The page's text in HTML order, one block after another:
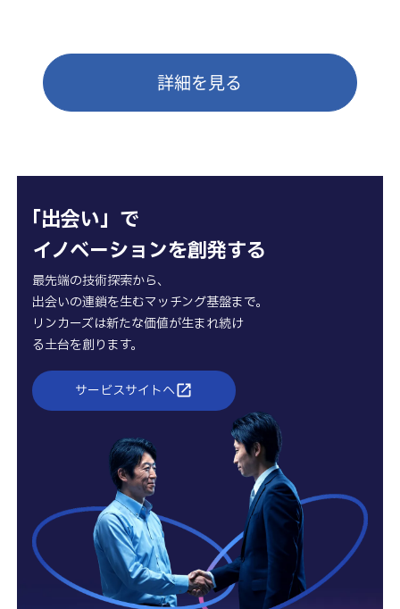
詳細を見る
「出会い」で
イノベーションを創発する
最先端の技術探索から、
出会いの連鎖を生むマッチング基盤まで。
リンカーズは新たな価値が生まれ続け
る土台を創ります。
サービスサイトへ